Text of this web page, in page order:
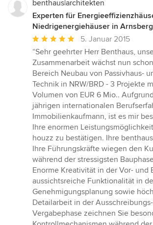
benthaus|architekten
Experten für
Niedrigenergiehäuser in Arnsberg
Durchschnittliche
Bewertung:
5
von
5
Sternen
5. Januar 2015
“Sehr geehrter Herr Benthaus,
Zusammenarbeit wächst nun
Bereich Neubau von Passivhaus-
Technik in NRW/BRD - 3 Projekte
Volumen von EUR 6 Mio..
jährigen internationalen
Immobilienkaufmann, ist es mir
Ihre enormen
houzz zu bestätigen. Ihre
Ihre Führungskräfte wiegen den
während der stressigsten
Enorme Kreativität in der Vor- und
aussichtsreiche Funktionalität in
Genehmigungsplanung sowie
Detailarbeit in der
Vergabephase zeichnen Sie